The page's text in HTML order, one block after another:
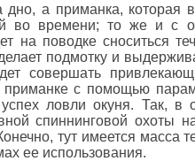
дно, а приманка, которая
во времени; то же и с
на поводке сноситься
подмотку и
совершать
приманке с помощью
ловли окуня. Так, в
спиннинговой охоты
тут имеется масса
ее использования.